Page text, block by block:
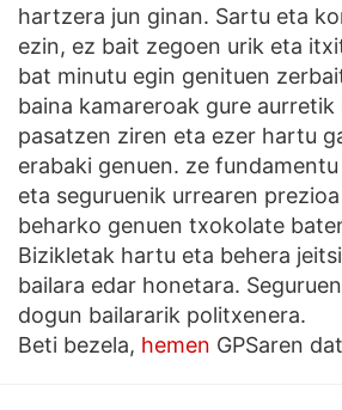
hartzera jun ginan. Sartu eta
ezin, ez bait zegoen urik eta
bat minutu egin genituen
baina kamareroak gure
pasatzen ziren eta ezer hartu
erabaki genuen. ze
eta seguruenik urrearen
beharko genuen txokolate
Bizikletak hartu eta behera
bailara edar honetara.
dogun bailararik politxenera.
Beti bezela, hemen GPSaren